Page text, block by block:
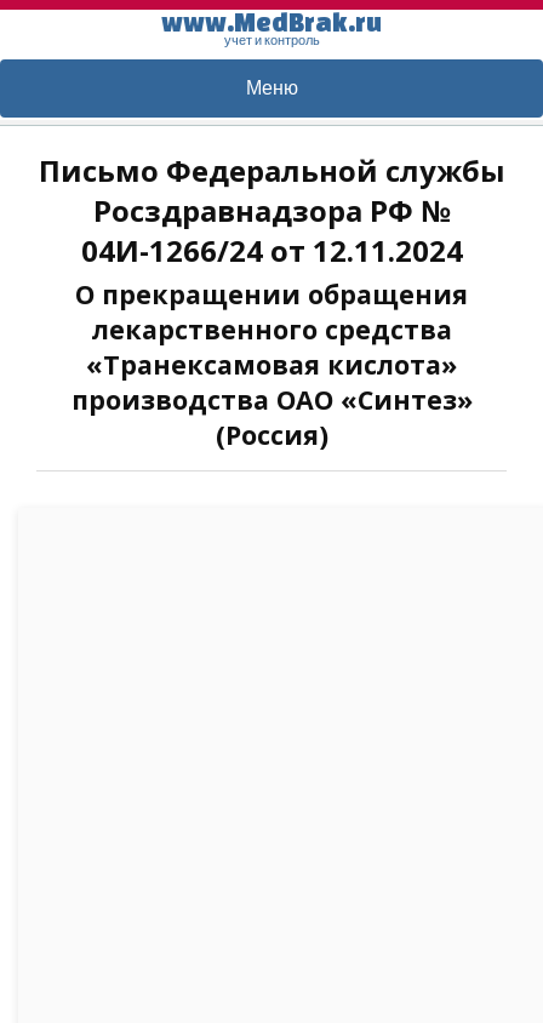
www.MedBrak.ru
учет и контроль
Меню
Письмо Федеральной службы
Росздравнадзора РФ №
04И-1266/24 от 12.11.2024
О прекращении обращения
лекарственного средства
«Транексамовая кислота»
производства ОАО «Синтез»
(Россия)